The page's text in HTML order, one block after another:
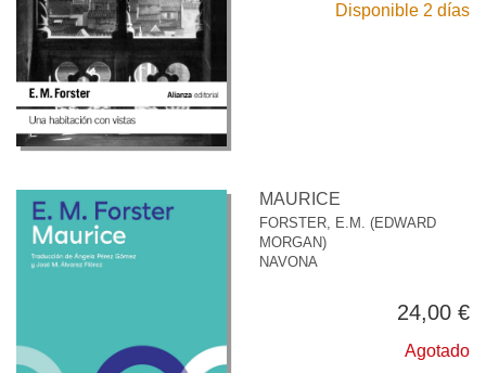
Disponible 2 días
MAURICE
FORSTER, E.M. (EDWARD
MORGAN)
NAVONA
24,00 €
Agotado